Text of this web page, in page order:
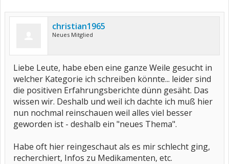
christian1965
Neues Mitglied
Liebe Leute, habe eben eine ganze Weile gesucht in
welcher Kategorie ich schreiben könnte... leider sind
die positiven Erfahrungsberichte dünn gesäht. Das
wissen wir. Deshalb und weil ich dachte ich muß hier
nun nochmal reinschauen weil alles viel besser
geworden ist - deshalb ein "neues Thema".
Habe oft hier reingeschaut als es mir schlecht ging,
recherchiert, Infos zu Medikamenten, etc.